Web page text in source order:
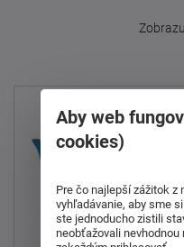
Aby web
cookies)
Pre čo najlepší zážitok z
vyhľadávanie, aby sme
ste jednoducho zistili
neobťažovali